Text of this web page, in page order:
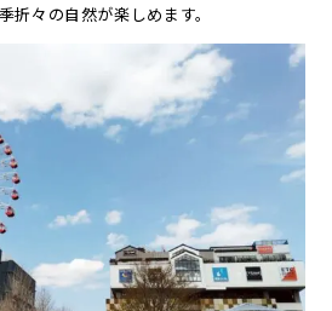
折々の自然が楽しめます。